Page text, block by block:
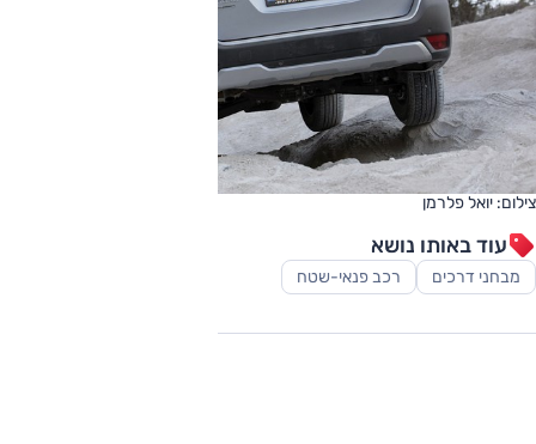
צילום: יואל פלרמן
עוד באותו נושא
מבחני דרכים רכב פנאי-שטח